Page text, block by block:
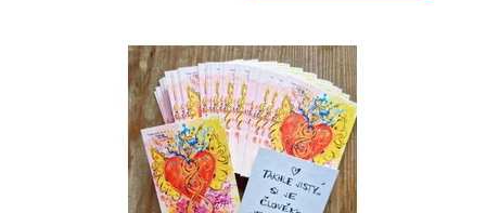
Dostupnost:
Skladem
9924